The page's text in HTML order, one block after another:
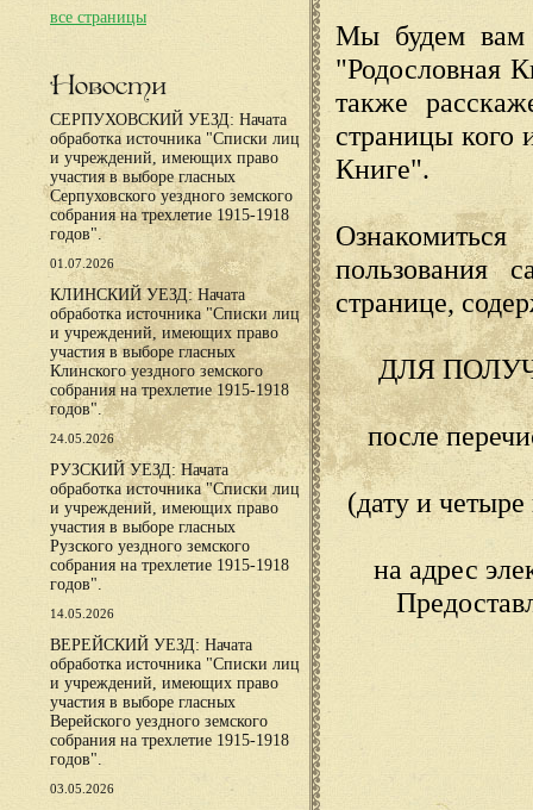
все страницы
Новости
СЕРПУХОВСКИЙ УЕЗД: Начата
обработка источника "Списки лиц
и учреждений, имеющих право
участия в выборе гласных
Серпуховского уездного земского
собрания на трехлетие 1915-1918
годов".
01.07.2026
КЛИНСКИЙ УЕЗД: Начата
обработка источника "Списки лиц
и учреждений, имеющих право
участия в выборе гласных
Клинского уездного земского
собрания на трехлетие 1915-1918
годов".
24.05.2026
РУЗСКИЙ УЕЗД: Начата
обработка источника "Списки лиц
и учреждений, имеющих право
участия в выборе гласных
Рузского уездного земского
собрания на трехлетие 1915-1918
годов".
14.05.2026
ВЕРЕЙСКИЙ УЕЗД: Начата
обработка источника "Списки лиц
и учреждений, имеющих право
участия в выборе гласных
Верейского уездного земского
собрания на трехлетие 1915-1918
годов".
03.05.2026
Мы будем вам
"Родословная
также
страницы кого
Книге".
пользования
странице,
ДЛЯ
после
(дату и
на адрес